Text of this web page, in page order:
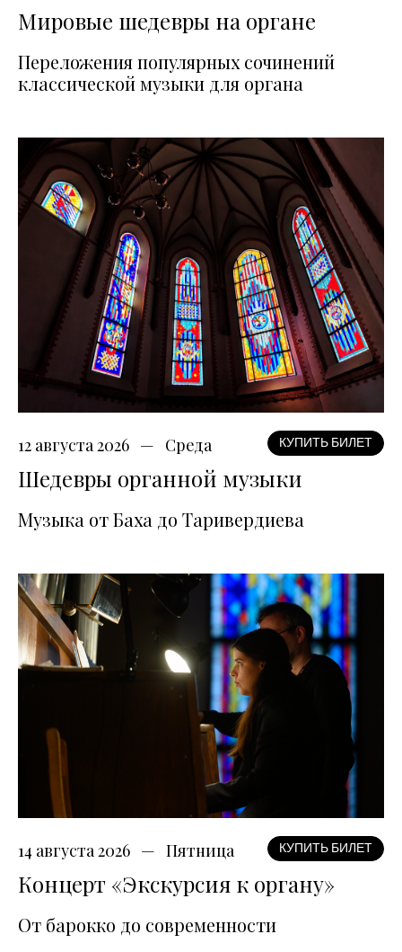
Мировые шедевры на органе
Переложения популярных сочинений
классической музыки для органа
12 августа 2026 Среда КУПИТЬ БИЛЕТ
Шедевры органной музыки
Музыка от Баха до Таривердиева
14 августа 2026 Пятница КУПИТЬ БИЛЕТ
Концерт «Экскурсия к органу»
От барокко до современности